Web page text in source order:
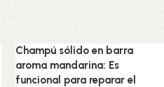
Champú sólido en barra
aroma mandarina: Es
funcional para reparar el